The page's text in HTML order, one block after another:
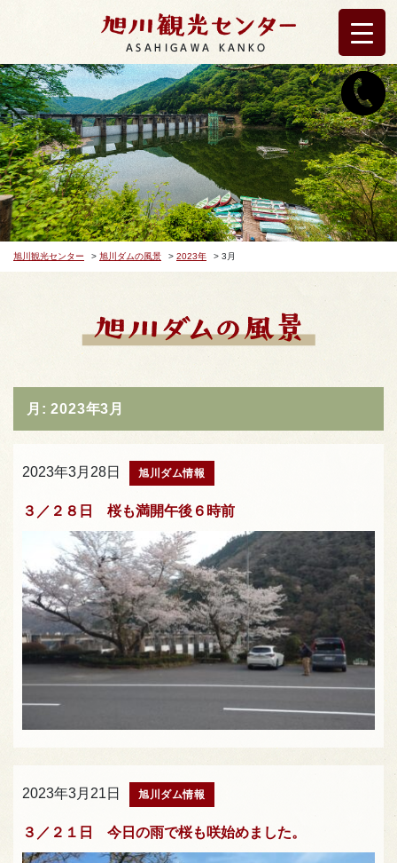
ASAHIGAWA KANKO
旭川観光センター > 旭川ダムの風景 > 2023年 > 3月
月:2023年3月
2023年3月28日 旭川ダム情報
３／２８日 桜も満開午後６時前
2023年3月21日 旭川ダム情報
３／２１日 今日の雨で桜も咲始めました。